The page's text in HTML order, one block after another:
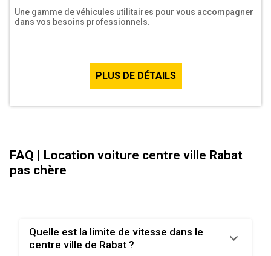
Une gamme de véhicules utilitaires pour vous accompagner
dans vos besoins professionnels.
PLUS DE DÉTAILS
FAQ | Location voiture centre ville Rabat
pas chère
Quelle est la limite de vitesse dans le
centre ville de Rabat ?